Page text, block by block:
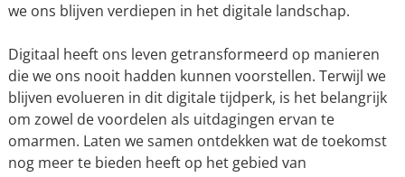
we ons blijven verdiepen in het digitale landschap.
Digitaal heeft ons leven getransformeerd op manieren
die we ons nooit hadden kunnen voorstellen. Terwijl we
blijven evolueren in dit digitale tijdperk, is het belangrijk
om zowel de voordelen als uitdagingen ervan te
omarmen. Laten we samen ontdekken wat de toekomst
nog meer te bieden heeft op het gebied van